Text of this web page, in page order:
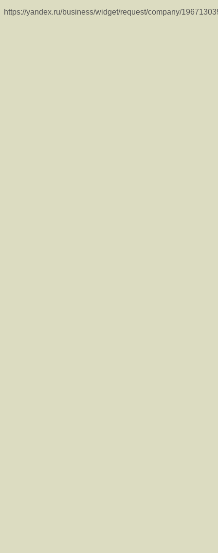
https://yandex.ru/business/widget/request/company/